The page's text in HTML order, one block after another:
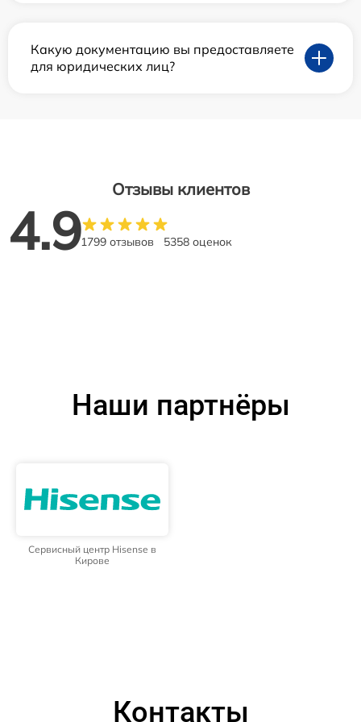
Какую документацию вы предоставляете
для юридических лиц?
Отзывы клиентов
4.91799 отзывов 5358 оценок
Наши партнёры
Сервисный центр Hisense в
Кирове
Контакты